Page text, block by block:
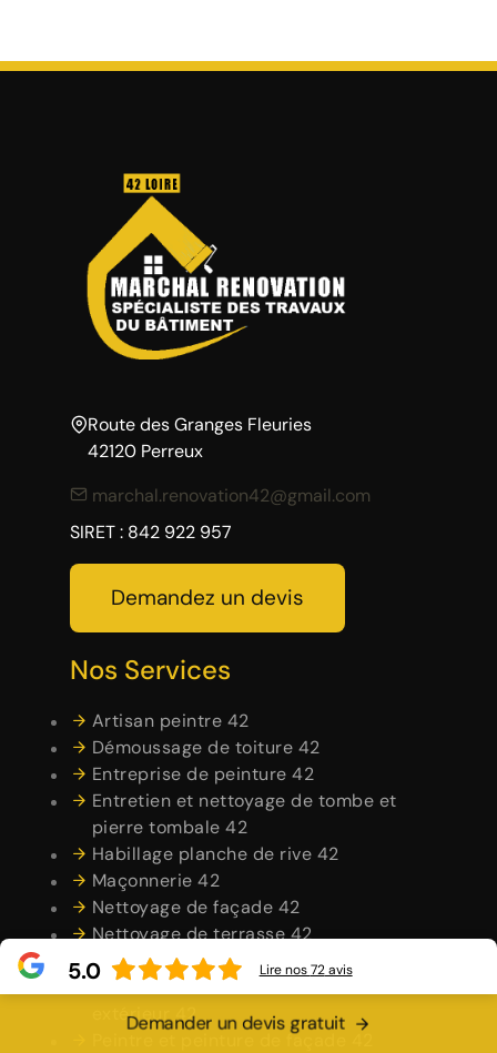
Route des Granges Fleuries
42120 Perreux
marchal.renovation42@gmail.com
SIRET : 842 922 957
Demandez un devis
Nos Services
Artisan peintre 42
Démoussage de toiture 42
Entreprise de peinture 42
Entretien et nettoyage de tombe et
pierre tombale 42
Habillage planche de rive 42
Maçonnerie 42
Nettoyage de façade 42
Nettoyage de terrasse 42
Nettoyage et pose de chéneau 42
Peintre en bâtiment intérieur et
extérieur 42
Peintre et peinture de façade 42
Demander un devis gratuit
5.0 Lire nos72avis